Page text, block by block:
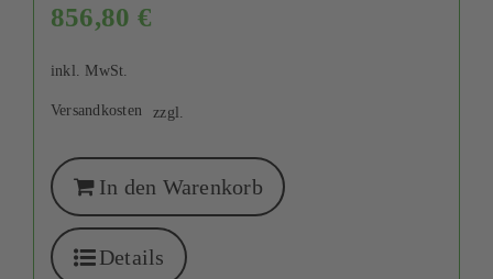
856,80 €
inkl. MwSt.
zzgl.
Versandkosten
In den Warenkorb
Details